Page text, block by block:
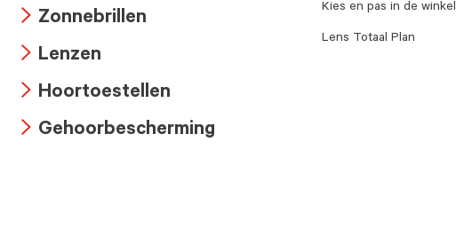
icon
icon
Zonnebrillen
icon
Lenzen
icon
Hoortoestellen
Gehoorbescherming
Kies en pas in de winkel
Lens Totaal Plan